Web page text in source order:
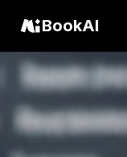
BookAI